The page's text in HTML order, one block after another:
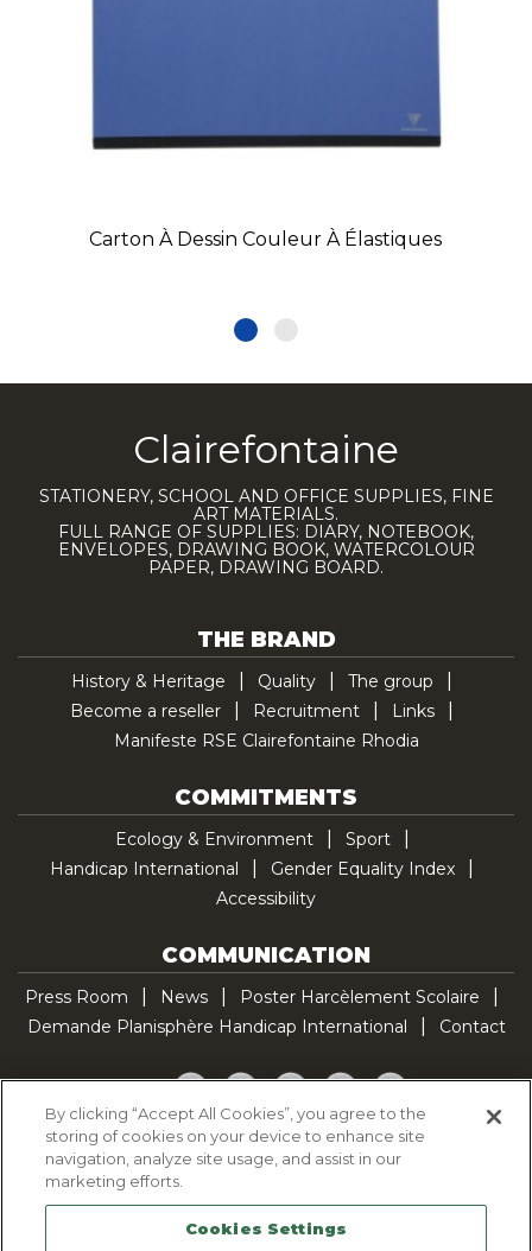
Carton À Dessin Couleur À Élastiques
Clairefontaine
STATIONERY, SCHOOL AND OFFICE SUPPLIES, FINE
ART MATERIALS.
FULL RANGE OF SUPPLIES: DIARY, NOTEBOOK,
ENVELOPES, DRAWING BOOK, WATERCOLOUR
PAPER, DRAWING BOARD.
THE BRAND
History & Heritage Quality
The group
Become a reseller
Recruitment
Links
Manifeste RSE Clairefontaine Rhodia
COMMITMENTS
Ecology & Environment
Sport
Handicap International
Gender Equality Index
Accessibility
COMMUNICATION
Press Room News
Poster Harcèlement Scolaire
Demande Planisphère Handicap International
Contact
Facebook
TwitterYouTubePinterestTikTok
Cookie Policy
Legal Notice
Sitemap
By clicking “Accept All Cookies”, you agree to the
storing of cookies on your device to enhance site
navigation, analyze site usage, and assist in our
marketing efforts.
Cookies Settings